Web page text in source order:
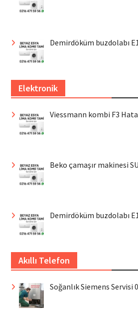
Demirdöküm buzdolabı
Elektronik
Viessmann kombi F3
Beko çamaşır makinesi
Demirdöküm buzdolabı
Akıllı Telefon
Soğanlık Siemens Servisi